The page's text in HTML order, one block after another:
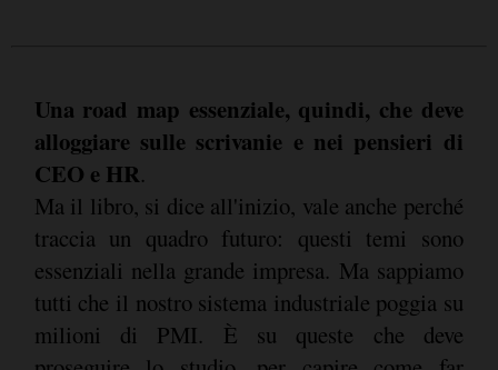
Una road map essenziale, quindi, che deve
alloggiare sulle scrivanie e nei pensieri di
CEO e HR.
Ma il libro, si dice all'inizio, vale anche perché
traccia un quadro futuro: questi temi sono
essenziali nella grande impresa. Ma sappiamo
tutti che il nostro sistema industriale poggia su
milioni di PMI. È su queste che deve